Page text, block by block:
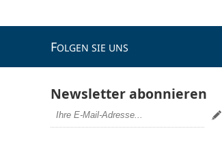
FOLGEN SIE UNS
Newsletter abonnieren